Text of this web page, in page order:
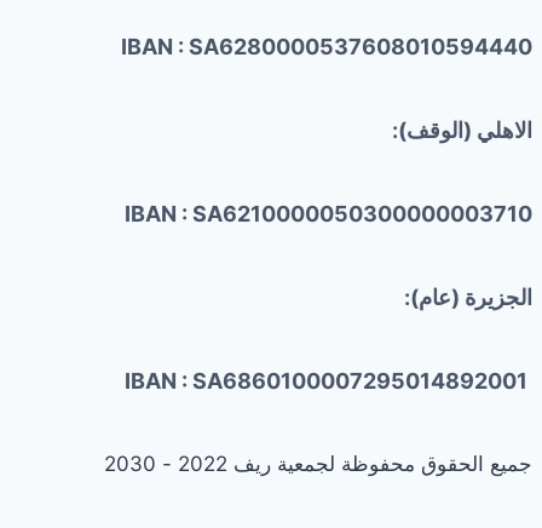
IBAN : SA6280000537608010594440
الاهلي (الوقف):
IBAN : SA6210000050300000003710
الجزيرة (عام):
جميع الحقوق محفوظة لجمعية ريف 2022 - 2030